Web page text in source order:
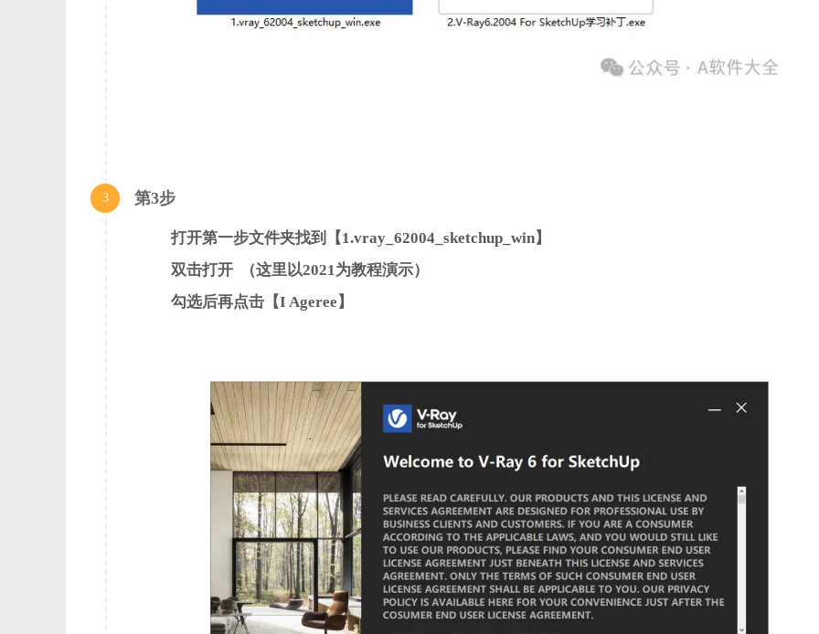
其他改进和错误修复：
不再可以通过菜单创建简单混合、混合（值）、混合（运算符）和混合（映射）纹理。请改用新的分层纹理。请注意，现有项目
Irradiance Map GI 引擎已被标记为弃用
允许交互式 LC 选项在 UI 中不再可见，并且始终处于启用状态
个性化遥测切换已添加到遥测配置选项
当没有可用的适用值时，将自动曝光和白平衡值应用于项目的按钮现在被正确禁用
现在，从资产编辑器创建代理网格、代理场景和高斯溅射资产时，文件名会自动用作资产名称
“从选择中移除”被添加到所有对象修改器（如毛发、散射、位移、剪辑器、网格灯和网格）的上下文菜单中，从而改进选择工作流
子像素钳制选项已从色彩管理设置中删除，因为它不再有任何效果
新的“单独发光材料”选项已添加到 Light Mix 渲染元素中。启用后，发光材料将与场景灯光一起出现在 VFB LightMix 控件中，以
解决了在快速切换资产或打开新项目时导致资产编辑器变为空白的问题
将焦点切换到主机应用视口后，资产编辑器中的上下文菜单不再保持打开状态
当 GPU 材质样本预览准备开始避免混淆时，现在会显示加载器
解决了导致曲线编辑意外折叠或展开 UI 卷展栏的问题
3 第3步
打开第一步文件夹找到【1.vray_62004_sketchup_win】
双击打开 （这里以2021为教程演示）
勾选后再点击【I Ageree】